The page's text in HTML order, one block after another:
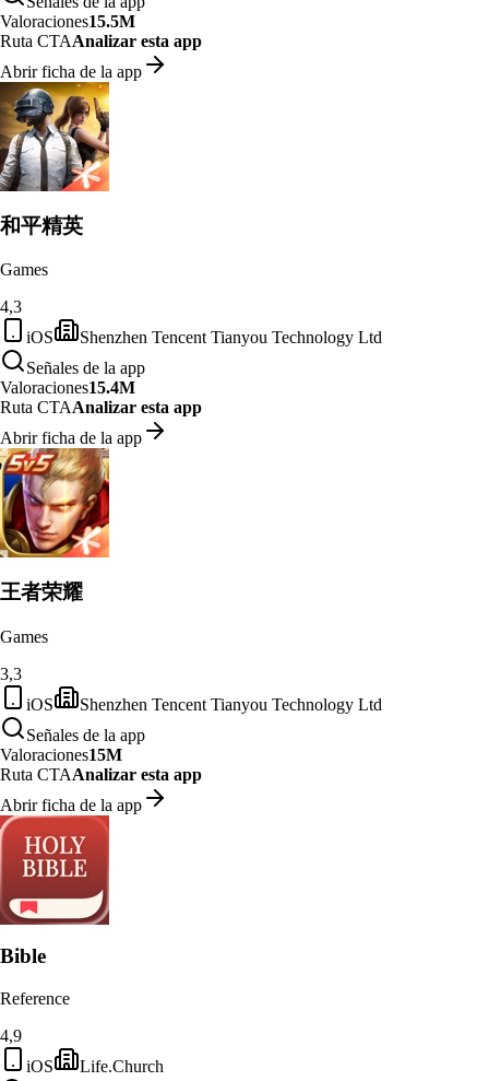
Valoraciones15.5M
Ruta CTAAnalizar esta app
Abrir ficha de la app
和平精英
Games
4,3
iOS
Shenzhen Tencent Tianyou Technology Ltd
Señales de la app
Valoraciones15.4M
Ruta CTAAnalizar esta app
Abrir ficha de la app
王者荣耀
Games
3,3
iOS
Shenzhen Tencent Tianyou Technology Ltd
Señales de la app
Valoraciones15M
Ruta CTAAnalizar esta app
Abrir ficha de la app
Bible
Reference
4,9
iOS
Life.Church